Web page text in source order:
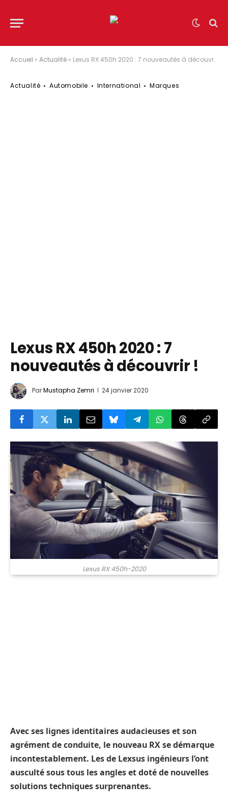
Accueil » Actualité » Lexus RX 450h 2020 : 7 nouveautés à découvrir !
Actualité Automobile International Marques
Lexus RX 450h 2020 : 7
nouveautés à découvrir !
ParMustapha Zemri 24 janvier 2020
Lexus RX 450h-2020
Avec ses lignes identitaires audacieuses et son
agrément de conduite, le nouveau RX se démarque
incontestablement. Les de Lexsus ingénieurs l’ont
ausculté sous tous les angles et doté de nouvelles
solutions techniques surprenantes.